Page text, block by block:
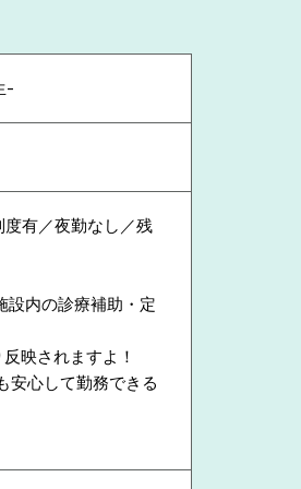
-
有／夜勤なし／残
設内の診療補助・定
映されますよ！
安心して勤務できる